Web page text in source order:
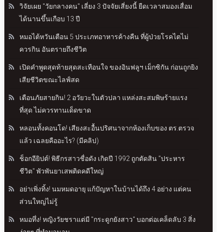
วิจัยเผย "วัยกลางคน" เลี่ยง 3 ปัจจัยเสี่ยงนี้ ยืดเวลาสมองเสื่อม
ได้นานขึ้นเกือบ 13 ปี
หมอไต้หวันเตือน 5 ประเภทอาหารค้างคืน ที่ผู้ป่วยโรคไตไม่
ควรกิน อันตรายถึงชีวิต
เปิดคำพูดสุดท้ายสุดสะเทือนใจ ของอินฟลูฯ เม็กซิกัน ก่อนถูกยิง
เสียชีวิตขณะไลฟ์สด
เตือนภัยสายกิน! 2 อวัยวะในตัวปลา แหล่งสะสมพิษร้ายแรง
ที่สุด ไม่ควรทานเด็ดขาด
หลอนทั้งคอนโด! เสียงสะอื้นปริศนาจากห้องเก็บของ ตร.ตรวจ
แล้ว เฉลยคืออะไร? (มีคลิป)
ช็อกอียิปต์! พิธีกรสาวชื่อดัง เกิดปี 1992 ถูกตัดสิน "ประหาร
ชีวิต" พัวพันยาเสพติดคดีใหญ่
อย่าเพิ่งทิ้ง! นมหมดอายุ แก้ปัญหาในบ้านได้ถึง 4 อย่าง แต่คน
ส่วนใหญ่ไม่รู้
หมอทึ่ง! หญิงวัยชราแต่มี "กระดูกยังสาว" บอกต่อเคล็ดลับ 3 สิ่ง